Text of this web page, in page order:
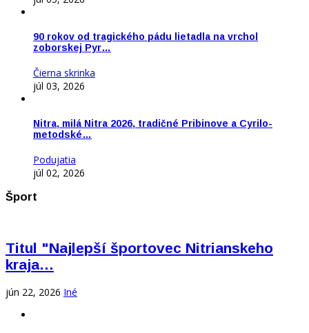
90 rokov od tragického pádu lietadla na vrchol
zoborskej Pyr…
Čierna skrinka
júl 03, 2026
Nitra, milá Nitra 2026, tradičné Pribinove a Cyrilo-
metodské…
Podujatia
júl 02, 2026
Šport
Titul "Najlepší športovec Nitrianskeho
kraja…
jún 22, 2026 Iné